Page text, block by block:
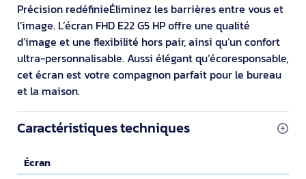
Précision redéfinieÉliminez les barrières entre vous et
l’image. L’écran FHD E22 G5 HP offre une qualité
d’image et une flexibilité hors pair, ainsi qu’un confort
ultra-personnalisable. Aussi élégant qu’écoresponsable,
cet écran est votre compagnon parfait pour le bureau
et la maison.
Caractéristiques techniques
Écran